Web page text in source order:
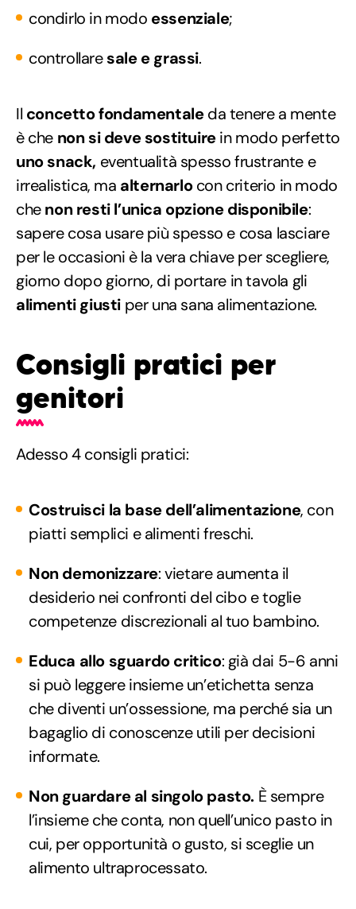
condirlo in modo essenziale;
controllaresale e grassi.
Il concetto fondamentaleda tenere a mente
è che non si deve sostituirein modo perfetto
uno snack, eventualità spesso frustrante e
irrealistica, ma alternarlocon criterio in modo
chenon resti l’unica opzione disponibile:
sapere cosa usare più spesso e cosa lasciare
per le occasioni è la vera chiave per scegliere,
giorno dopo giorno, di portare in tavola gli
alimenti giusti per una sana alimentazione.
Consigli pratici per
genitori
Adesso 4 consigli pratici:
Costruisci la base dell’alimentazione, con
piatti semplici e alimenti freschi.
Non demonizzare: vietare aumenta il
desiderio nei confronti del cibo e toglie
competenze discrezionali al tuo bambino.
Educa allo sguardo critico: già dai 5-6 anni
si può leggere insieme un’etichetta senza
che diventi un’ossessione, ma perché sia un
bagaglio di conoscenze utili per decisioni
informate.
Non guardare al singolo pasto. È sempre
l’insieme che conta, non quell’unico pasto in
cui, per opportunità o gusto, si sceglie un
alimento ultraprocessato.